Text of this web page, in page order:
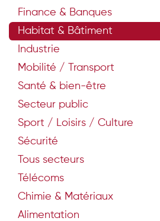
Finance & Banques
Habitat & Bâtiment
Industrie
Mobilité / Transport
Santé & bien-être
Secteur public
Sport / Loisirs / Culture
Sécurité
Tous secteurs
Télécoms
Chimie & Matériaux
Alimentation